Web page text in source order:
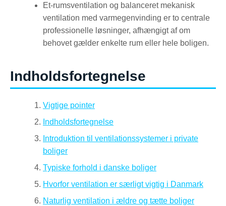
Et-rumsventilation og balanceret mekanisk
ventilation med varmegenvinding er to centrale
professionelle løsninger, afhængigt af om
behovet gælder enkelte rum eller hele boligen.
Indholdsfortegnelse
Vigtige pointer
Indholdsfortegnelse
Introduktion til ventilationssystemer i private
boliger
Typiske forhold i danske boliger
Hvorfor ventilation er særligt vigtig i Danmark
Naturlig ventilation i ældre og tætte boliger